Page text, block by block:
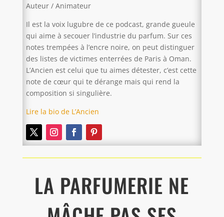
Auteur / Animateur
Il est la voix lugubre de ce podcast, grande gueule
qui aime à secouer l’industrie du parfum. Sur ces
notes trempées à l’encre noire, on peut distinguer
des listes de victimes enterrées de Paris à Oman.
L’Ancien est celui que tu aimes détester, c’est cette
note de cœur qui te dérange mais qui rend la
composition si singulière.
Lire la bio de L’Ancien
LA PARFUMERIE NE